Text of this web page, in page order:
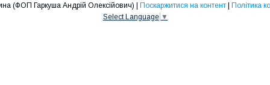
Дніпрозапчастина (ФОП Гаркуша Андрій Олексійович) | Поскаржитися на контент | Політика
Select Language ▼